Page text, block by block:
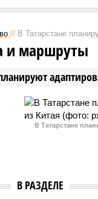
// В Татарстане
и маршруты
В Татарстане
В РАЗДЕЛЕ